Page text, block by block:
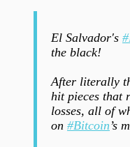
El Salvador's
the black!
After literally
hit pieces that
losses, all of
on #Bitcoin’s